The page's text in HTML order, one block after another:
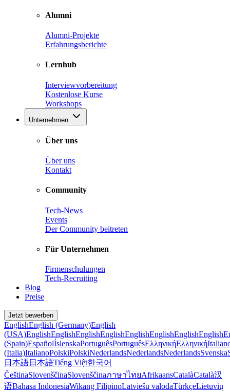
Alumni
Alumni-Projekte
Erfahrungsberichte
Lernhub
Interviewvorbereitung
Kostenlose Kurse
Workshops
Unternehmen
Über uns
Über uns
Kontakt
Community
Tech-News
Events
Der Community beitreten
Für Unternehmen
Firmenschulungen
Tech-Recruiting
Blog
Preise
Jetzt bewerben
EnglishEnglish (Germany)English
(USA)EnglishEnglishEnglishEnglishEnglishEnglishEnglishEnglish
(Spain)EspañolÍslenskaPortuguêsPortuguêsΕλληνικήΕλληνική
(Italia)ItalianoPolskiPolskiNederlandsNederlandsNederlandsSvenska
日本語日本語Tiếng Việt한국어
ČeštinaSlovenščinaSlovenščinaภาษาไทยAfrikaansCatalàCatalà汉
语Bahasa IndonesiaWikang FilipinoLatviešu valodaTürkçeLietuvių